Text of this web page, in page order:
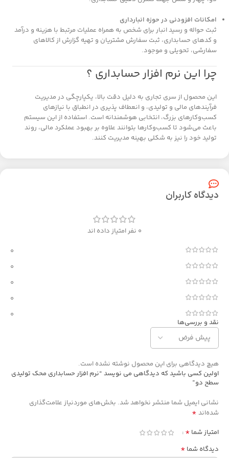
امکانات افزودنی در حوزه انبارداری
ثبت حواله و رسید انبار برای شخص به همراه عملیات مرتبط با هزینه و درآمد
و کدهای حسابداری، ثبت سفارش مشتریان و تهیه گزارش از کالاهای
سفارشی، تحویلی و موجود.
چرا این نرم افزار حسابداری ؟
این محصول از سری تجاری به دلیل دقت بالا، یکپارچگی در مدیریت
فرآیندهای مالی و تولیدی، و انعطاف پذیری در انطباق با نیازهای
کسب‌وکارهای بزرگ، انتخابی هوشمندانه است. استفاده از این سیستم
باعث می‌شود تا کسب‌وکارها بتوانند علاوه بر بهبود عملکرد مالی، روند
تولید خود را نیز به شکلی بهینه مدیریت کنند.
دیدگاه کاربران
0 نفر امتیاز داده اند
0
0
0
0
0
نقد و بررسی‌ها
هیچ دیدگاهی برای این محصول نوشته نشده است.
اولین کسی باشید که دیدگاهی می نویسد “نرم افزار حسابداری محک تولیدی
سطح دو”
نشانی ایمیل شما منتشر نخواهد شد. بخش‌های موردنیاز علامت‌گذاری
شده‌اند *
امتیاز شما *
دیدگاه شما *